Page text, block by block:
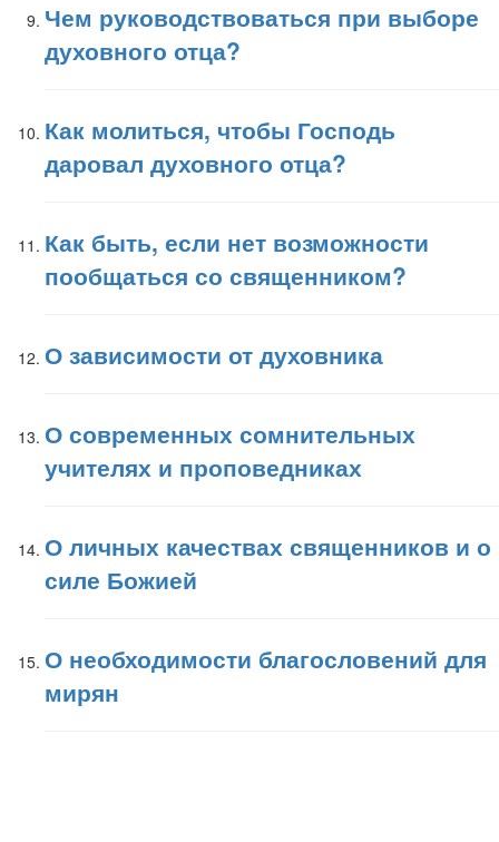
Чем руководствоваться при выборе
духовного отца?
Как молиться, чтобы Господь
даровал духовного отца?
Как быть, если нет возможности
пообщаться со священником?
О зависимости от духовника
О современных сомнительных
учителях и проповедниках
О личных качествах священников и о
силе Божией
О необходимости благословений для
мирян